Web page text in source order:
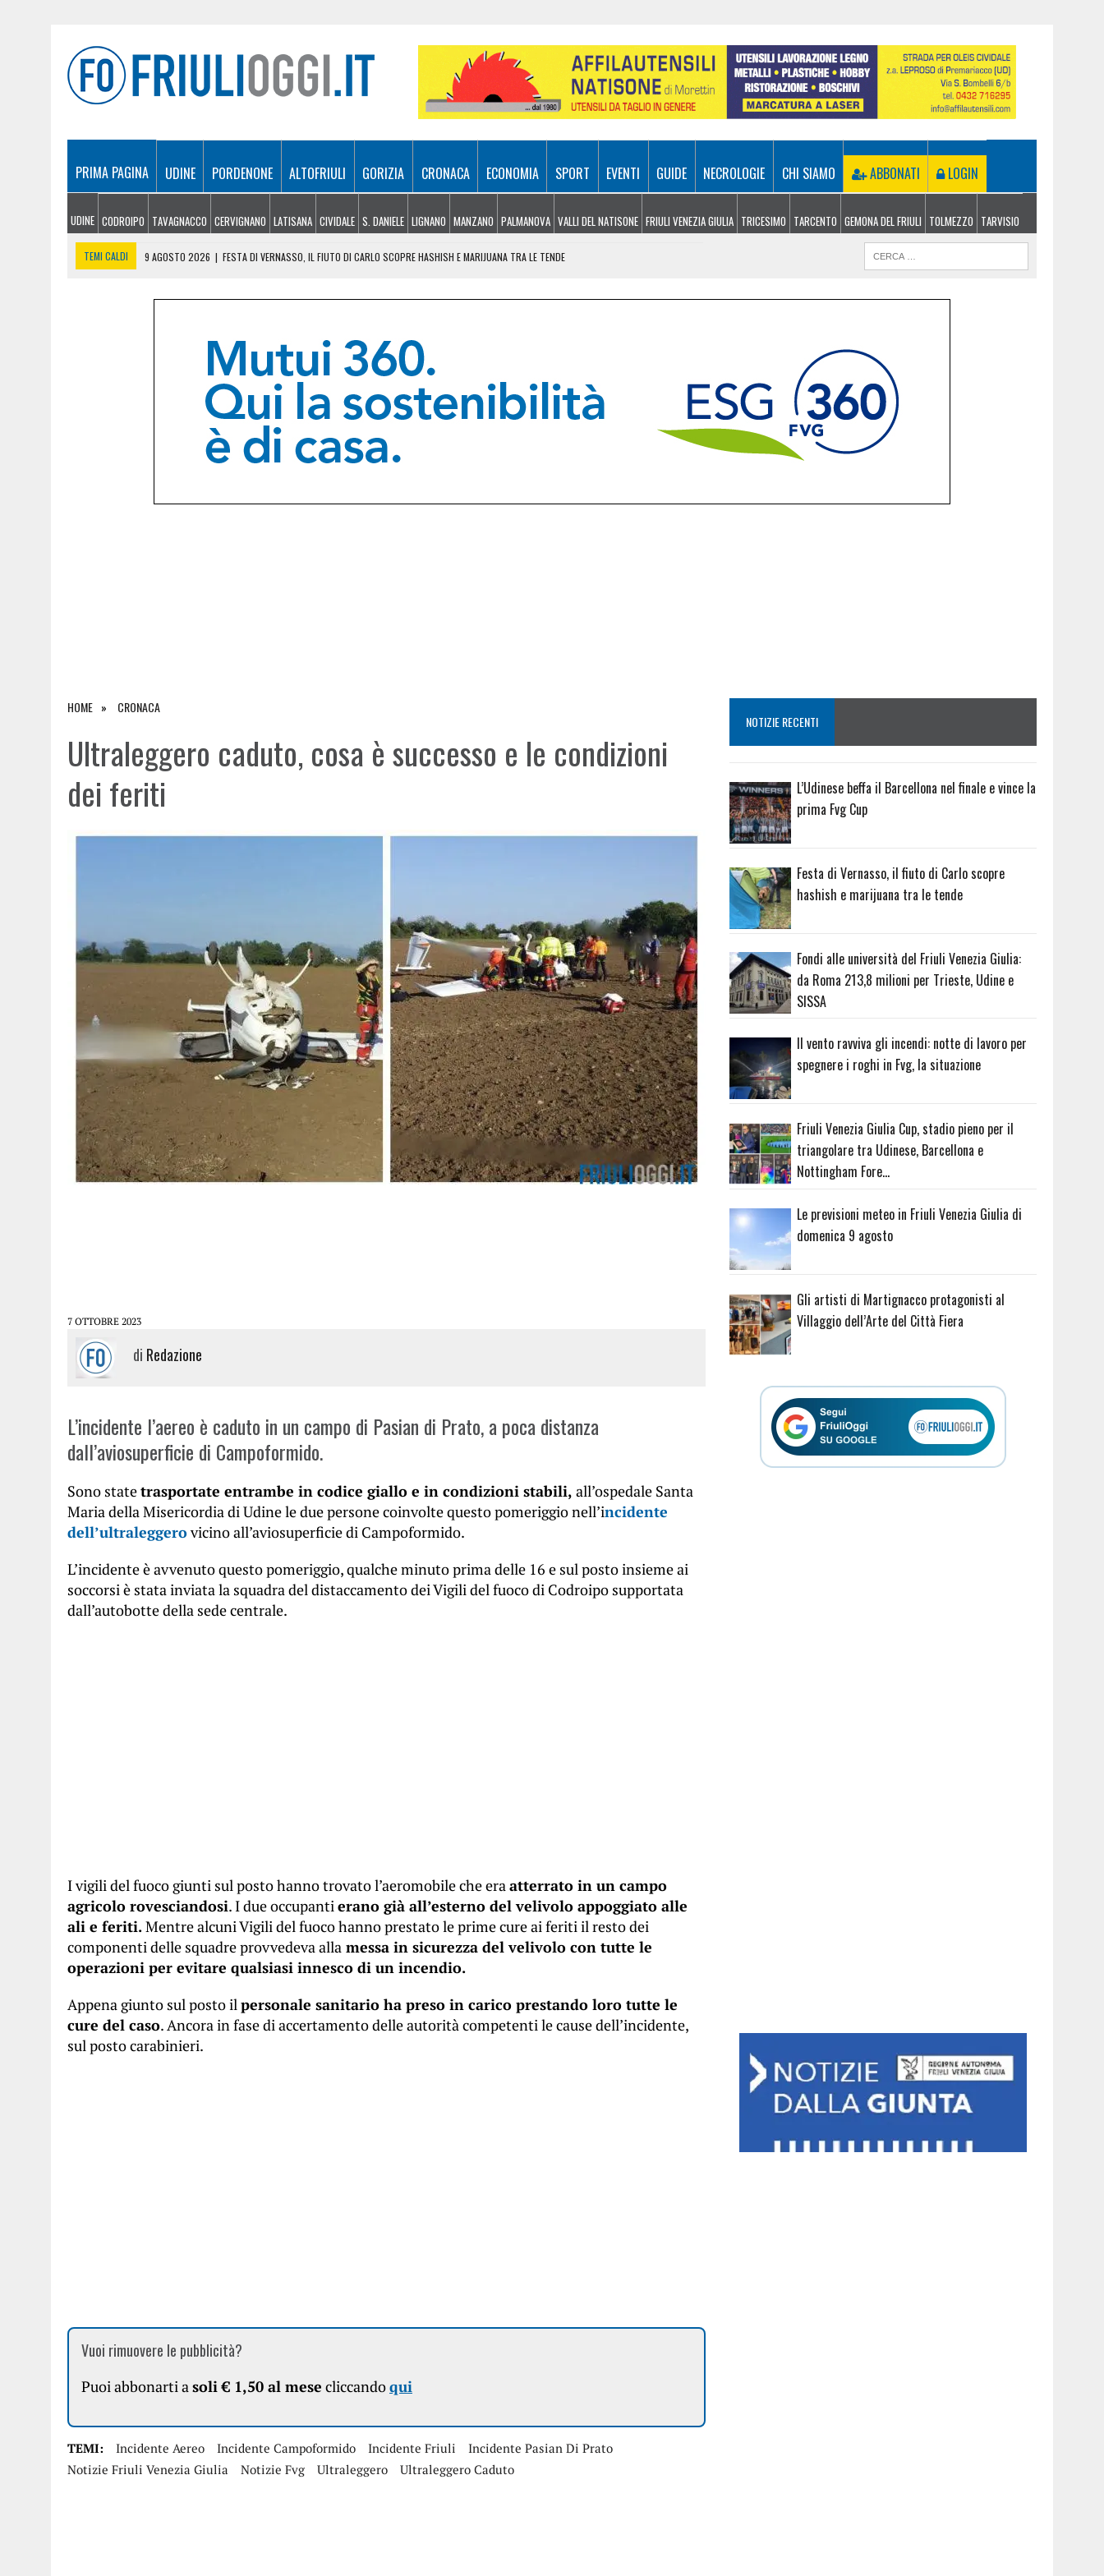
PRIMA PAGINA UDINE PORDENONE ALTOFRIULI GORIZIA CRONACA ECONOMIA SPORT EVENTI GUIDE NECROLOGIE CHI SIAMO ABBONATI LOGIN
UDINE CODROIPO TAVAGNACCO CERVIGNANO LATISANA CIVIDALE S. DANIELE LIGNANO MANZANO PALMANOVA VALLI DEL NATISONE FRIULI VENEZIA GIULIA TRICESIMO TARCENTO GEMONA DEL FRIULI TOLMEZZO TARVISIO
TEMI CALDI 9 AGOSTO 2026 | FESTA DI VERNASSO, IL FIUTO DI CARLO SCOPRE HASHISH E MARIJUANA TRA LE TENDE
FRIULI VENEZIA GIULIA CUP, STADIO PIENO PER IL TRIANGOLARE TRA UDINESE, BARCELLONA E NOTTINGHAM FOREST
L’UDINESE BEFFA IL BARCELLONA NEL FINALE E VINCE LA PRIMA FVG CUP
HOME CRONACA
Ultraleggero caduto, cosa è successo e le condizioni
dei feriti
7 OTTOBRE 2023
di Redazione
L’incidente l’aereo è caduto in un campo di Pasian di Prato, a poca distanza
dall’aviosuperficie di Campoformido.
Sono statetrasportate entrambe in codice giallo e in condizioni stabili, all’ospedale Santa
Maria della Misericordia di Udine le due persone coinvolte questo pomeriggio nell’incidente
dell’ultraleggerovicino all’aviosuperficie di Campoformido.
L’incidente è avvenuto questo pomeriggio, qualche minuto prima delle 16 e sul posto insieme ai
soccorsi è stata inviata la squadra del distaccamento dei Vigili del fuoco di Codroipo supportata
dall’autobotte della sede centrale.
I vigili del fuoco giunti sul posto hanno trovato l’aeromobile che eraatterrato in un campo
agricolo rovesciandosi. I due occupantierano già all’esterno del velivolo appoggiato alle
ali e feriti.Mentre alcuni Vigili del fuoco hanno prestato le prime cure ai feriti il resto dei
componenti delle squadre provvedeva alla messa in sicurezza del velivolo con tutte le
operazioni per evitare qualsiasi innesco di un incendio.
Appena giunto sul posto ilpersonale sanitario ha preso in carico prestando loro tutte le
cure del caso. Ancora in fase di accertamento delle autorità competenti le cause dell’incidente,
sul posto carabinieri.
Vuoi rimuovere le pubblicità?
Puoi abbonarti asoli € 1,50 al mese cliccandoqui
TEMI: Incidente Aereo Incidente Campoformido Incidente Friuli
Incidente Pasian Di Prato
Notizie Friuli Venezia Giulia
Notizie Fvg Ultraleggero Ultraleggero Caduto
NOTIZIE RECENTI
L’Udinese beffa il Barcellona nel finale e vince la
prima Fvg Cup
Festa di Vernasso, il fiuto di Carlo scopre
hashish e marijuana tra le tende
Fondi alle università del Friuli Venezia Giulia:
da Roma 213,8 milioni per Trieste, Udine e
SISSA
Il vento ravviva gli incendi: notte di lavoro per
spegnere i roghi in Fvg, la situazione
Friuli Venezia Giulia Cup, stadio pieno per il
triangolare tra Udinese, Barcellona e
Nottingham Fore…
Le previsioni meteo in Friuli Venezia Giulia di
domenica 9 agosto
Gli artisti di Martignacco protagonisti al
Villaggio dell’Arte del Città Fiera